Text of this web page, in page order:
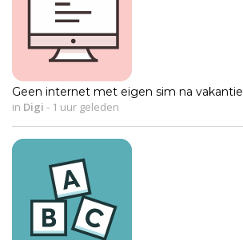
Geen internet met eigen sim na vakantie
in Digi - 1 uur geleden